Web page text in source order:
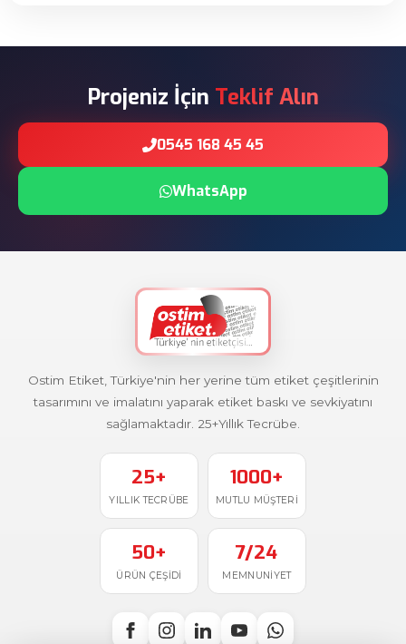
Projeniz İçin Teklif Alın
0545 168 45 45
WhatsApp
Ostim Etiket, Türkiye'nin her yerine tüm etiket çeşitlerinin
tasarımını ve imalatını yaparak etiket baskı ve sevkiyatını
sağlamaktadır. 25+Yıllık Tecrübe.
25+
YILLIK TECRÜBE
1000+
MUTLU MÜŞTERI
50+
ÜRÜN ÇEŞIDI
7/24
MEMNUNIYET